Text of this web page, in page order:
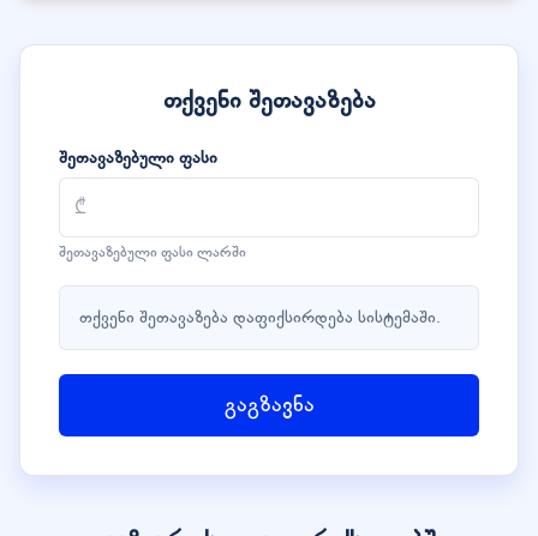
თქვენი შეთავაზება
შეთავაზებული ფასი
შეთავაზებული ფასი ლარში
თქვენი შეთავაზება დაფიქსირდება სისტემაში.
გაგზავნა